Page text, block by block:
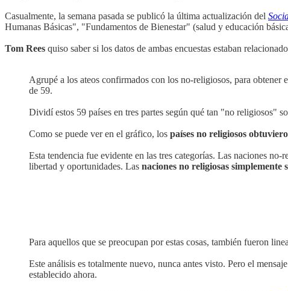
Casualmente, la semana pasada se publicó la última actualización del
Humanas Básicas", "Fundamentos de Bienestar" (salud y educación
Tom Rees quiso saber si los datos de ambas encuestas estaban
Agrupé a los ateos confirmados con los no-religiosos, para obtener
de 59.
Dividí estos 59 países en tres partes según qué tan "no religiosos"
Como se puede ver en el gráfico, los países no religiosos
Esta tendencia fue evidente en las tres categorías. Las naciones
libertad y oportunidades. Las naciones no religiosas simplemente
Para aquellos que se preocupan por estas cosas, también fueron
Este análisis es totalmente nuevo, nunca antes visto. Pero el
establecido ahora.